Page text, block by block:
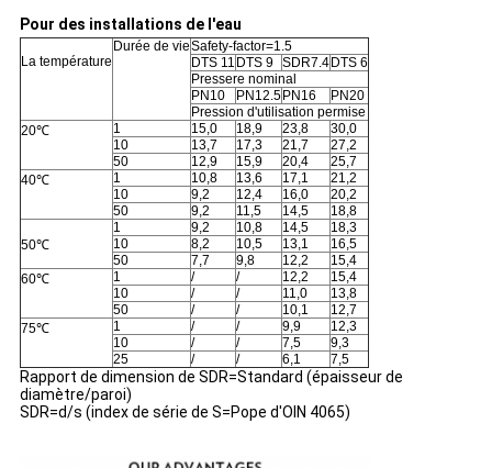
Pour des installations de l'eau
La température
Durée de vieSafety-factor=1.5
DTS 11 DTS 9 SDR7.4 DTS 6
Pressere nominal
PN10
PN12.5 PN16
PN20
Pression d'utilisation permise
20℃
1 15,0 18,9 23,8
30,0
10
13,7 17,3 21,7
27,2
50
12,9 15,9 20,4
25,7
40℃
1 10,8 13,6 17,1
21,2
10
9,2 12,4 16,0
20,2
50
9,2 11,5 14,5 18,8
50℃
1 9,2 10,8 14,5
18,3
10
8,2 10,5 13,1
16,5
50
7,7 9,8 12,2
15,4
60℃
1 / / 12,2
15,4
10
/ / 11,0
13,8
50
/ / 10,1
12,7
75℃
1 / / 9,9
12,3
10
/ / 7,5
9,3
25
/ / 6,1 7,5
Rapport de dimension de SDR=Standard (épaisseur de
diamètre/paroi)
SDR=d/s (index de série de S=Pope d'OIN 4065)